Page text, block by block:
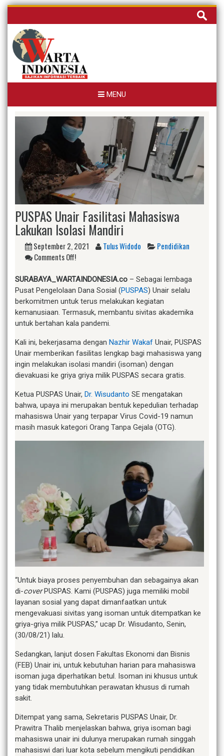
Skip
content
Cari
untuk:
MENU
PUSPAS Unair Fasilitasi Mahasiswa
Lakukan Isolasi Mandiri
September 2, 2021 Tulus Widodo
Pendidikan
Comments Off!
SURABAYA_WARTAINDONESIA.co – Sebagai lembaga
Pusat Pengelolaan Dana Sosial (PUSPAS) Unair selalu
berkomitmen untuk terus melakukan kegiatan
kemanusiaan. Termasuk, membantu sivitas akademika
untuk bertahan kala pandemi.
Kali ini, bekerjasama dengan Nazhir Wakaf Unair, PUSPAS
Unair memberikan fasilitas lengkap bagi mahasiswa yang
ingin melakukan isolasi mandiri (isoman) dengan
dievakuasi ke griya griya milik PUSPAS secara gratis.
Ketua PUSPAS Unair, Dr. Wisudanto SE mengatakan
bahwa, upaya ini merupakan bentuk kepedulian terhadap
mahasiswa Unair yang terpapar Virus Covid-19 namun
masih masuk kategori Orang Tanpa Gejala (OTG).
“Untuk biaya proses penyembuhan dan sebagainya akan
di-coverPUSPAS. Kami (PUSPAS) juga memiliki mobil
layanan sosial yang dapat dimanfaatkan untuk
mengevakuasi sivitas yang isoman untuk ditempatkan ke
griya-griya milik PUSPAS,” ucap Dr. Wisudanto, Senin,
(30/08/21) lalu.
Sedangkan, lanjut dosen Fakultas Ekonomi dan Bisnis
(FEB) Unair ini, untuk kebutuhan harian para mahasiswa
isoman juga diperhatikan betul. Isoman ini khusus untuk
yang tidak membutuhkan perawatan khusus di rumah
sakit.
Ditempat yang sama, Sekretaris PUSPAS Unair, Dr.
Prawitra Thalib menjelaskan bahwa, griya isoman bagi
mahasiswa unair ini dulunya merupakan rumah singgah
mahasiswi dari luar kota sebelum mengikuti pendidikan